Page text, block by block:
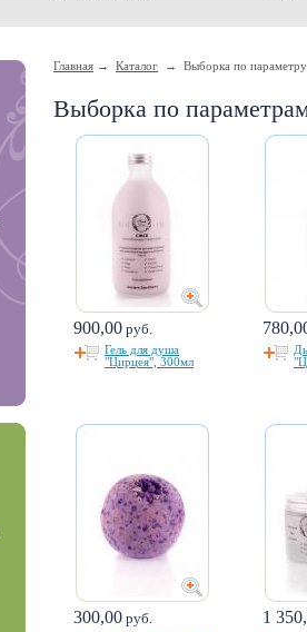
Главная → Каталог → Выборка по параметру
Выборка по
900,00 руб.
Гель для душа
"Цирцея", 300мл
300,00 руб. 1